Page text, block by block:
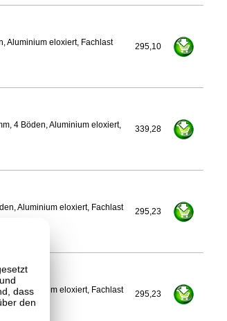
Aluminium eloxiert, Fachlast
295,10
4 Böden, Aluminium eloxiert,
339,28
Aluminium eloxiert, Fachlast
295,23
Aluminium eloxiert, Fachlast
295,23
dass
den